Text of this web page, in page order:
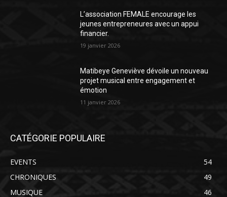
L’association FEMALE encourage les
jeunes entrepreneures avec un appui
financier.
19 janvier 2026
Matibeye Geneviève dévoile un nouveau
projet musical entre engagement et
émotion
11 janvier 2026
CATÉGORIE POPULAIRE
EVENTS
54
CHRONIQUES
49
MUSIQUE
46